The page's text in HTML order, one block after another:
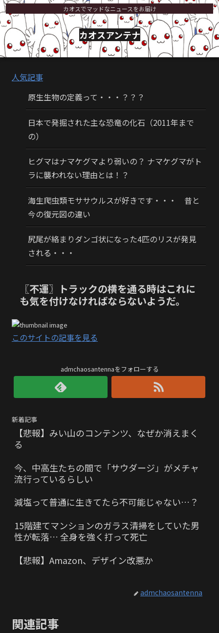
カオスでマッドなニュースをお届け
カオスアンテナ
人気記事
原生生物の定義って・・・？？？
日本で発掘された主な恐竜の化石（2011年まで
の）
ヒグマはナマケグマより弱いの？ ナマケグマがト
ラに襲われない理由とは！？
海生爬虫類モササウルスが好きです・・・ 昔と
今の復元図の違い
尻尾が絡まりダンゴ状になった4匹のリスが発見
される・・・
〖不運〗トラックの横を通る時はこれに
も気を付けなければならないようだ。
このサイトの記事を見る
admchaosantennaをフォローする
新着記事
【悲報】みい山のコンテンツ、なぜか消えまく
る
今、中高生たちの間で「サウダージ」がメチャ
流行っているらしい
減塩って普通に生きてたら不可能じゃない…？
15階建てマンションのガラス清掃をしていた男
性が転落… 全身を強く打って死亡
【悲報】Amazon、デザイン改悪か
admchaosantenna
関連記事